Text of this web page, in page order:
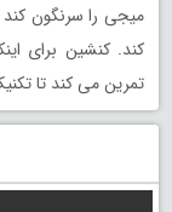
میجی را سرنگون کند
کند. کنشین برای
تمرین می کند تا